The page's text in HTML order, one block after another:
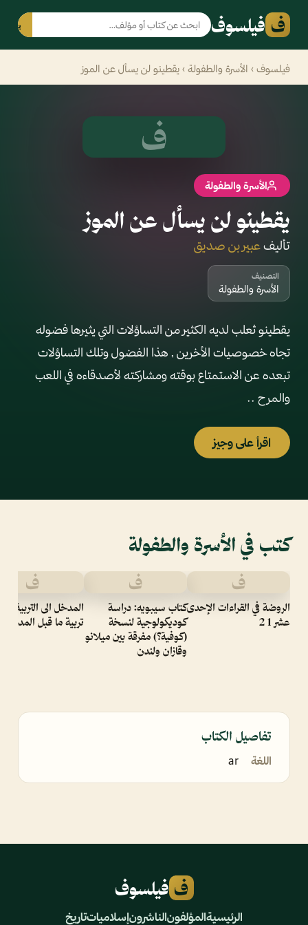
ف فيلسوف بحث
فيلسوف › الأسرة والطفولة › يقطينو لن يسأل عن الموز
ف
الأسرة والطفولة
يقطينو لن يسأل عن الموز
تأليفعبير بن صديق
التصنيف
الأسرة والطفولة
يقطينو ثعلب لديه الكثير من التساؤلات التي يثيرها فضوله
تجاه خصوصيات الأخرين , هذا الفضول وتلك التساؤلات
تبعده عن الاستمتاع بوقته ومشاركته لأصدقاءه في اللعب
والمرح ..
اقرأ على وجيز
كتب في الأسرة والطفولة
ف
الروضة في القراءات الإحدى
عشر 1 2
ف
كتاب سيبويه: دراسة
كوديكولوجية لنسخة
(كوفية؟) مفرقة بين ميلانو
وقازان ولندن
ف
المدخل الى التربية
تربية ما قبل المدرسة
تفاصيل الكتاب
اللغة ar
ف فيلسوف
الرئيسيةالمؤلفونالناشرونإسلامياتتاريخ